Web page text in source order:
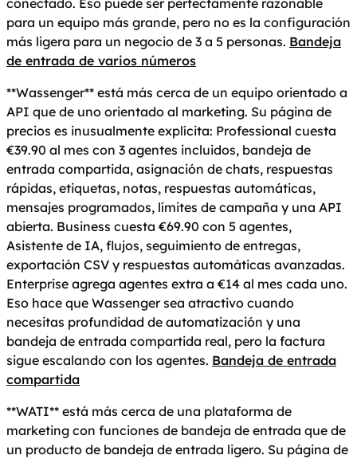
para un equipo más grande, pero no es la configuración
más ligera para un negocio de 3 a 5 personas. Bandeja
de entrada de varios números
**Wassenger** está más cerca de un equipo orientado a
API que de uno orientado al marketing. Su página de
precios es inusualmente explícita: Professional cuesta
€39.90 al mes con 3 agentes incluidos, bandeja de
entrada compartida, asignación de chats, respuestas
rápidas, etiquetas, notas, respuestas automáticas,
mensajes programados, límites de campaña y una API
abierta. Business cuesta €69.90 con 5 agentes,
Asistente de IA, flujos, seguimiento de entregas,
exportación CSV y respuestas automáticas avanzadas.
Enterprise agrega agentes extra a €14 al mes cada uno.
Eso hace que Wassenger sea atractivo cuando
necesitas profundidad de automatización y una
bandeja de entrada compartida real, pero la factura
sigue escalando con los agentes. Bandeja de entrada
compartida
**WATI** está más cerca de una plataforma de
marketing con funciones de bandeja de entrada que de
un producto de bandeja de entrada ligero. Su página de